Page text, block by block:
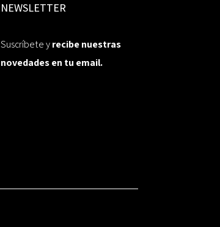
NEWSLETTER
Suscríbete yrecibe nuestras
novedades en tu email.